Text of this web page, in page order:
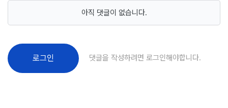
아직 댓글이 없습니다.
로그인 댓글을 작성하려면 로그인해야합니다.